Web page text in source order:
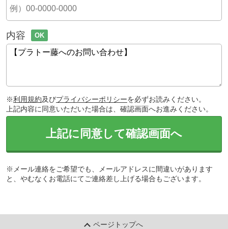
内容 OK
※利用規約及びプライバシーポリシーを必ずお読みください。
上記内容に同意いただいた場合は、確認画面へお進みください。
上記に同意して確認画面へ
※メール連絡をご希望でも、メールアドレスに間違いがあります
と、やむなくお電話にてご連絡差し上げる場合もございます。
ページトップへ